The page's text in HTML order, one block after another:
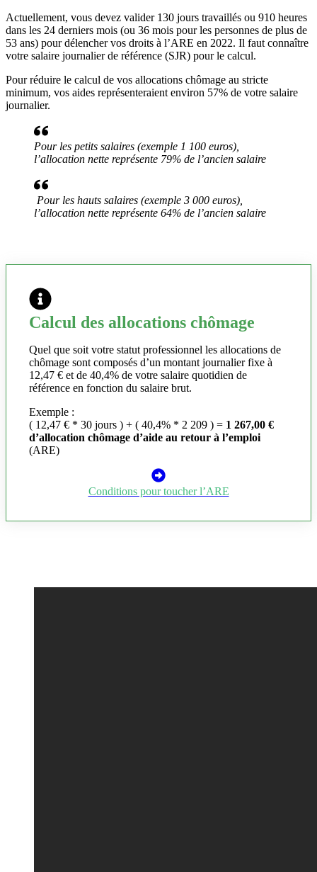
Actuellement, vous devez valider 130 jours travaillés ou 910 heures
dans les 24 derniers mois (ou 36 mois pour les personnes de plus de
53 ans) pour délencher vos droits à l’ARE en 2022. Il faut connaître
votre salaire journalier de référence (SJR) pour le calcul.
Pour réduire le calcul de vos allocations chômage au stricte
minimum, vos aides représenteraient environ 57% de votre salaire
journalier.
Pour les petits salaires (exemple 1 100 euros),
l’allocation nette représente 79% de l’ancien salaire
Pour les hauts salaires (exemple 3 000 euros),
l’allocation nette représente 64% de l’ancien salaire
Calcul des allocations chômage
Quel que soit votre statut professionnel les allocations de
chômage sont composés d’un montant journalier fixe à
12,47 € et de 40,4% de votre salaire quotidien de
référence en fonction du salaire brut.
Exemple :
( 12,47 € * 30 jours ) + ( 40,4% * 2 209 ) = 1 267,00 €
d’allocation chômage d’aide au retour à l’emploi
(ARE)
Conditions pour toucher l’ARE